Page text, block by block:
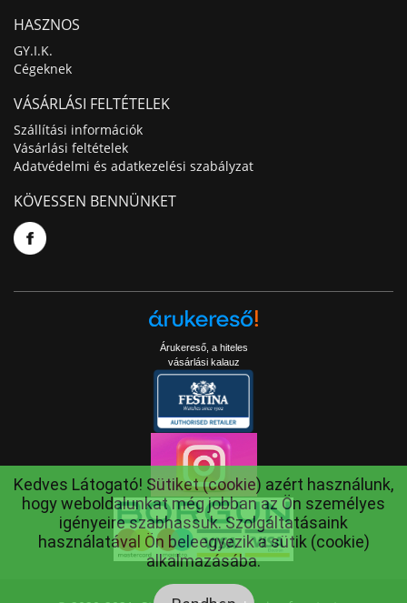
HASZNOS
GY.I.K.
Cégeknek
VÁSÁRLÁSI FELTÉTELEK
Szállítási információk
Vásárlási feltételek
Adatvédelmi és adatkezelési szabályzat
KÖVESSEN BENNÜNKET
Árukereső, a hiteles
vásárlási kalauz
Kedves Látogató! Sütiket (cookie) azért használunk,
hogy weboldalunkat még jobban az Ön személyes
igényeire szabhassuk. Szolgáltatásaink
használatával Ön beleegyezik a sütik (cookie)
alkalmazásába.